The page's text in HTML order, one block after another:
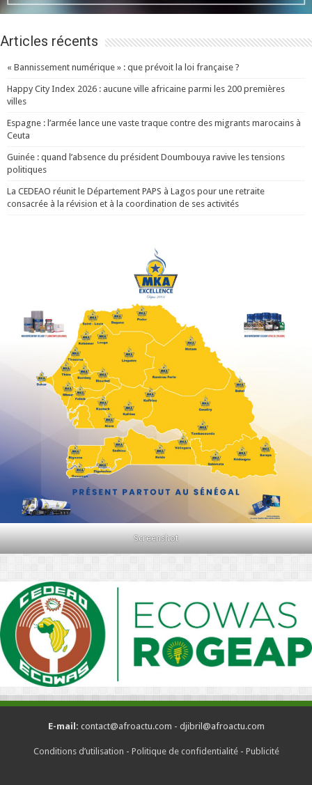
Articles récents
« Bannissement numérique » : que prévoit la loi française ?
Happy City Index 2026 : aucune ville africaine parmi les 200 premières
villes
Espagne : l’armée lance une vaste traque contre des migrants marocains à
Ceuta
Guinée : quand l’absence du président Doumbouya ravive les tensions
politiques
La CEDEAO réunit le Département PAPS à Lagos pour une retraite
consacrée à la révision et à la coordination de ses activités
Screenshot
E-mail: contact@afroactu.com - djibril@afroactu.com
Conditions d’utilisation - Politique de confidentialité- Publicité